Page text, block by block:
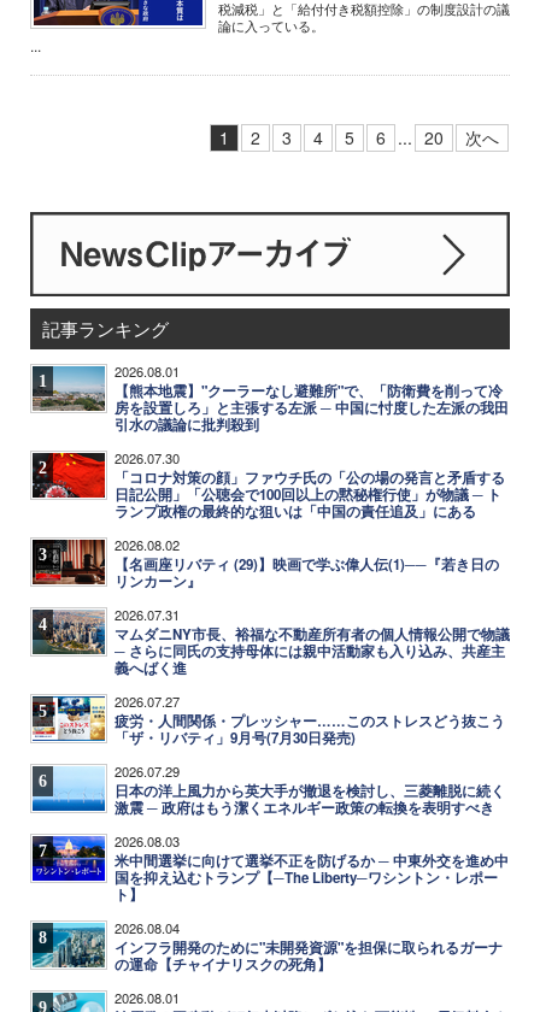
税減税」と「給付付き税額控除」の制度設計の議
論に入っている。
...
1 2 3 4 5 6 ... 20 次へ
記事ランキング
1 2026.08.01
【熊本地震】"クーラーなし避難所"で、「防衛費を削って冷
房を設置しろ」と主張する左派 ─ 中国に忖度した左派の我田
引水の議論に批判殺到
2 2026.07.30
「コロナ対策の顔」ファウチ氏の「公の場の発言と矛盾する
日記公開」「公聴会で100回以上の黙秘権行使」が物議 ─ ト
ランプ政権の最終的な狙いは「中国の責任追及」にある
3 2026.08.02
【名画座リバティ (29)】映画で学ぶ偉人伝(1)──『若き日の
リンカーン』
4 2026.07.31
マムダニNY市長、裕福な不動産所有者の個人情報公開で物議
─ さらに同氏の支持母体には親中活動家も入り込み、共産主
義へばく進
5 2026.07.27
疲労・人間関係・プレッシャー……このストレスどう抜こう
「ザ・リバティ」9月号(7月30日発売)
6 2026.07.29
日本の洋上風力から英大手が撤退を検討し、三菱離脱に続く
激震 ─ 政府はもう潔くエネルギー政策の転換を表明すべき
7 2026.08.03
米中間選挙に向けて選挙不正を防げるか ─ 中東外交を進め中
国を抑え込むトランプ【─The Liberty─ワシントン・レポー
ト】
8 2026.08.04
インフラ開発のために"未開発資源"を担保に取られるガーナ
の運命【チャイナリスクの死角】
9 2026.08.01